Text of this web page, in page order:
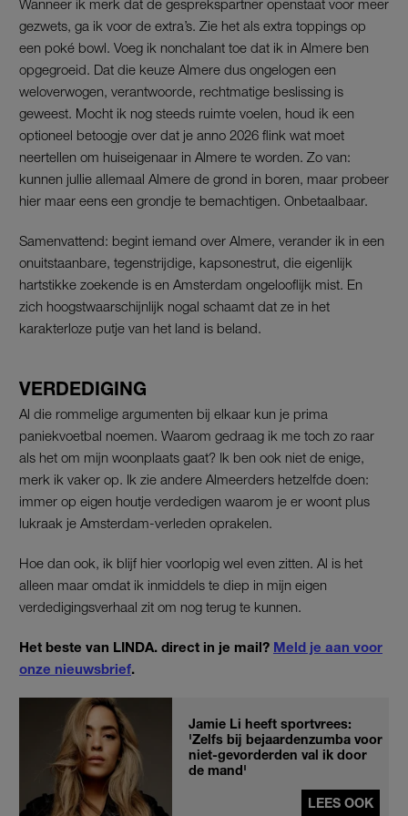
Wanneer ik merk dat de gesprekspartner openstaat voor meer
gezwets, ga ik voor de extra’s. Zie het als extra toppings op
een poké bowl. Voeg ik nonchalant toe dat ik in Almere ben
opgegroeid. Dat die keuze Almere dus ongelogen een
weloverwogen, verantwoorde, rechtmatige beslissing is
geweest. Mocht ik nog steeds ruimte voelen, houd ik een
optioneel betoogje over dat je anno 2026 flink wat moet
neertellen om huiseigenaar in Almere te worden. Zo van:
kunnen jullie allemaal Almere de grond in boren, maar probeer
hier maar eens een grondje te bemachtigen. Onbetaalbaar.
Samenvattend: begint iemand over Almere, verander ik in een
onuitstaanbare, tegenstrijdige, kapsonestrut, die eigenlijk
hartstikke zoekende is en Amsterdam ongelooflijk mist. En
zich hoogstwaarschijnlijk nogal schaamt dat ze in het
karakterloze putje van het land is beland.
VERDEDIGING
Al die rommelige argumenten bij elkaar kun je prima
paniekvoetbal noemen. Waarom gedraag ik me toch zo raar
als het om mijn woonplaats gaat? Ik ben ook niet de enige,
merk ik vaker op. Ik zie andere Almeerders hetzelfde doen:
immer op eigen houtje verdedigen waarom je er woont plus
lukraak je Amsterdam-verleden oprakelen.
Hoe dan ook, ik blijf hier voorlopig wel even zitten. Al is het
alleen maar omdat ik inmiddels te diep in mijn eigen
verdedigingsverhaal zit om nog terug te kunnen.
Het beste van LINDA. direct in je mail? Meld je aan voor
onze nieuwsbrief.
Jamie Li heeft sportvrees:
'Zelfs bij bejaardenzumba voor
niet-gevorderden val ik door
de mand'
LEES OOK